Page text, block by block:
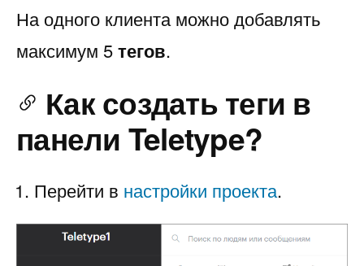
На одного клиента можно добавлять
максимум 5тегов.
Как создать теги в
панели Teletype?
Перейти в настройки проекта.